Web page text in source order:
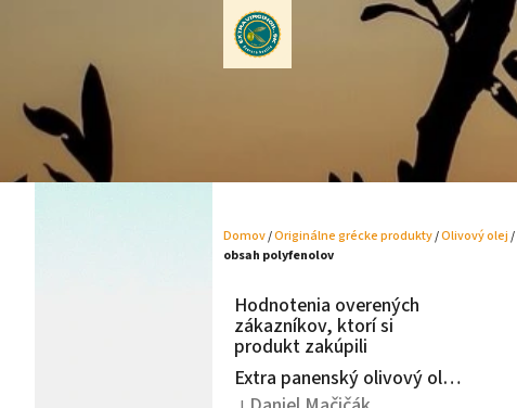
Domov/Originálne grécke produkty/Olivový olej/
obsah polyfenolov
Hodnotenia overených
zákazníkov, ktorí si
produkt zakúpili
Extra panenský olivový olej Argeon 1L - Peloponéz